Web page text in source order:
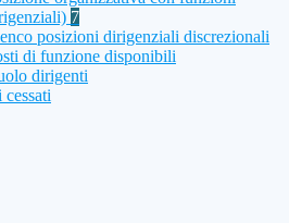
7
posizioni dirigenziali discrezionali
di funzione disponibili
dirigenti